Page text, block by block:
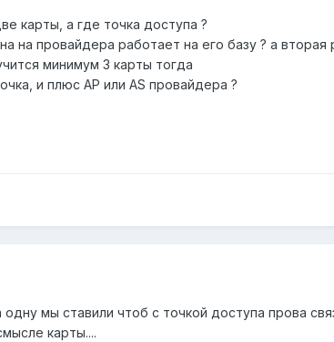
карты, а где точка доступа ?
на провайдера работает на его базу ? а
минимум 3 карты тогда
и плюс AP или AS провайдера ?
мы ставили чтоб с точкой доступа прова
карты....